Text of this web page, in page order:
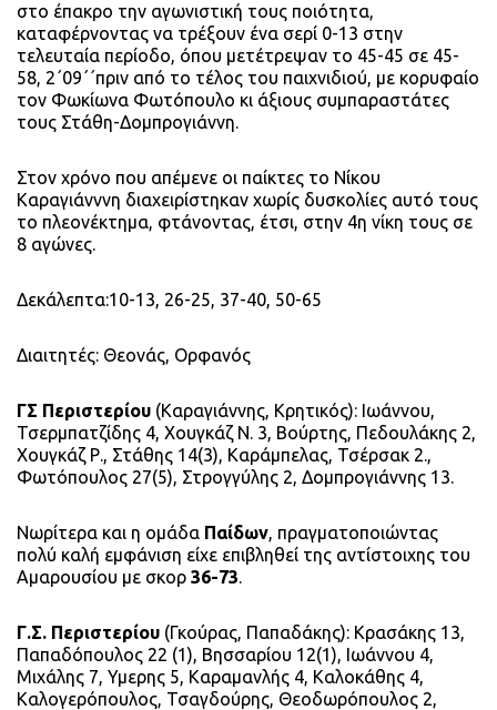
στο έπακρο την αγωνιστική τους ποιότητα,
καταφέρνοντας να τρέξουν ένα σερί 0-13 στην
τελευταία περίοδο, όπου μετέτρεψαν το 45-45 σε 45-
58, 2΄09΄΄πριν από το τέλος του παιχνιδιού, με κορυφαίο
τον Φωκίωνα Φωτόπουλο κι άξιους συμπαραστάτες
τους Στάθη-Δομπρογιάννη.
Στον χρόνο που απέμενε οι παίκτες το Νίκου
Καραγιάνννη διαχειρίστηκαν χωρίς δυσκολίες αυτό τους
το πλεονέκτημα, φτάνοντας, έτσι, στην 4η νίκη τους σε
8 αγώνες.
Δεκάλεπτα:10-13, 26-25, 37-40, 50-65
Διαιτητές: Θεονάς, Ορφανός
ΓΣ Περιστερίου (Καραγιάννης, Κρητικός): Ιωάννου,
Τσερμπατζίδης 4, Χουγκάζ Ν. 3, Βούρτης, Πεδουλάκης 2,
Χουγκάζ Ρ., Στάθης 14(3), Καράμπελας, Τσέρσακ 2.,
Φωτόπουλος 27(5), Στρογγύλης 2, Δομπρογιάννης 13.
Νωρίτερα και η ομάδα Παίδων, πραγματοποιώντας
πολύ καλή εμφάνιση είχε επιβληθεί της αντίστοιχης του
Αμαρουσίου με σκορ 36-73.
Γ.Σ. Περιστερίου (Γκούρας, Παπαδάκης): Κρασάκης 13,
Παπαδόπουλος 22 (1), Βησσαρίου 12(1), Ιωάννου 4,
Μιχάλης 7, Υμερης 5, Καραμανλής 4, Καλοκάθης 4,
Καλογερόπουλος, Τσαγδούρης, Θεοδωρόπουλος 2,